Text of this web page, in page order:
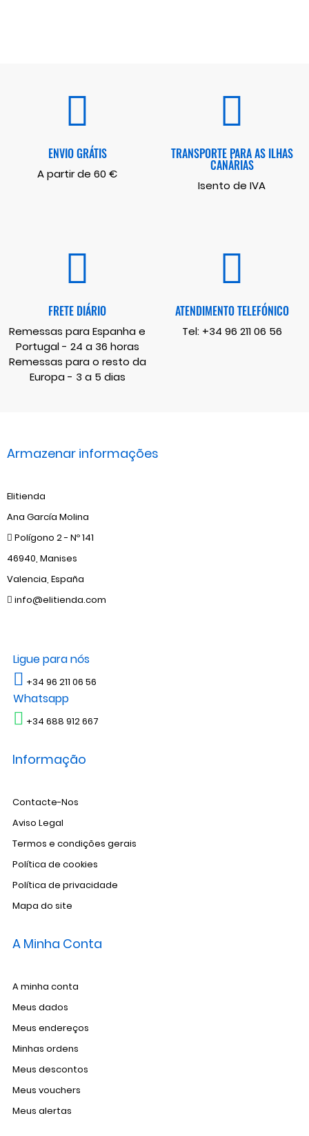
ENVIO GRÁTIS
A partir de 60 €
TRANSPORTE PARA AS ILHAS
CANÁRIAS
Isento de IVA
FRETE DIÁRIO
Remessas para Espanha e
Portugal - 24 a 36 horas
Remessas para o resto da
Europa - 3 a 5 dias
ATENDIMENTO TELEFÓNICO
Tel: +34 96 211 06 56
Armazenar informações
Elitienda
Ana García Molina
Polígono 2 - Nº 141
46940, Manises
Valencia, España
info@elitienda.com
Ligue para nós
+34 96 211 06 56
Whatsapp
+34 688 912 667
Informação
Contacte-Nos
Aviso Legal
Termos e condições gerais
Política de cookies
Política de privacidade
Mapa do site
A Minha Conta
A minha conta
Meus dados
Meus endereços
Minhas ordens
Meus descontos
Meus vouchers
Meus alertas